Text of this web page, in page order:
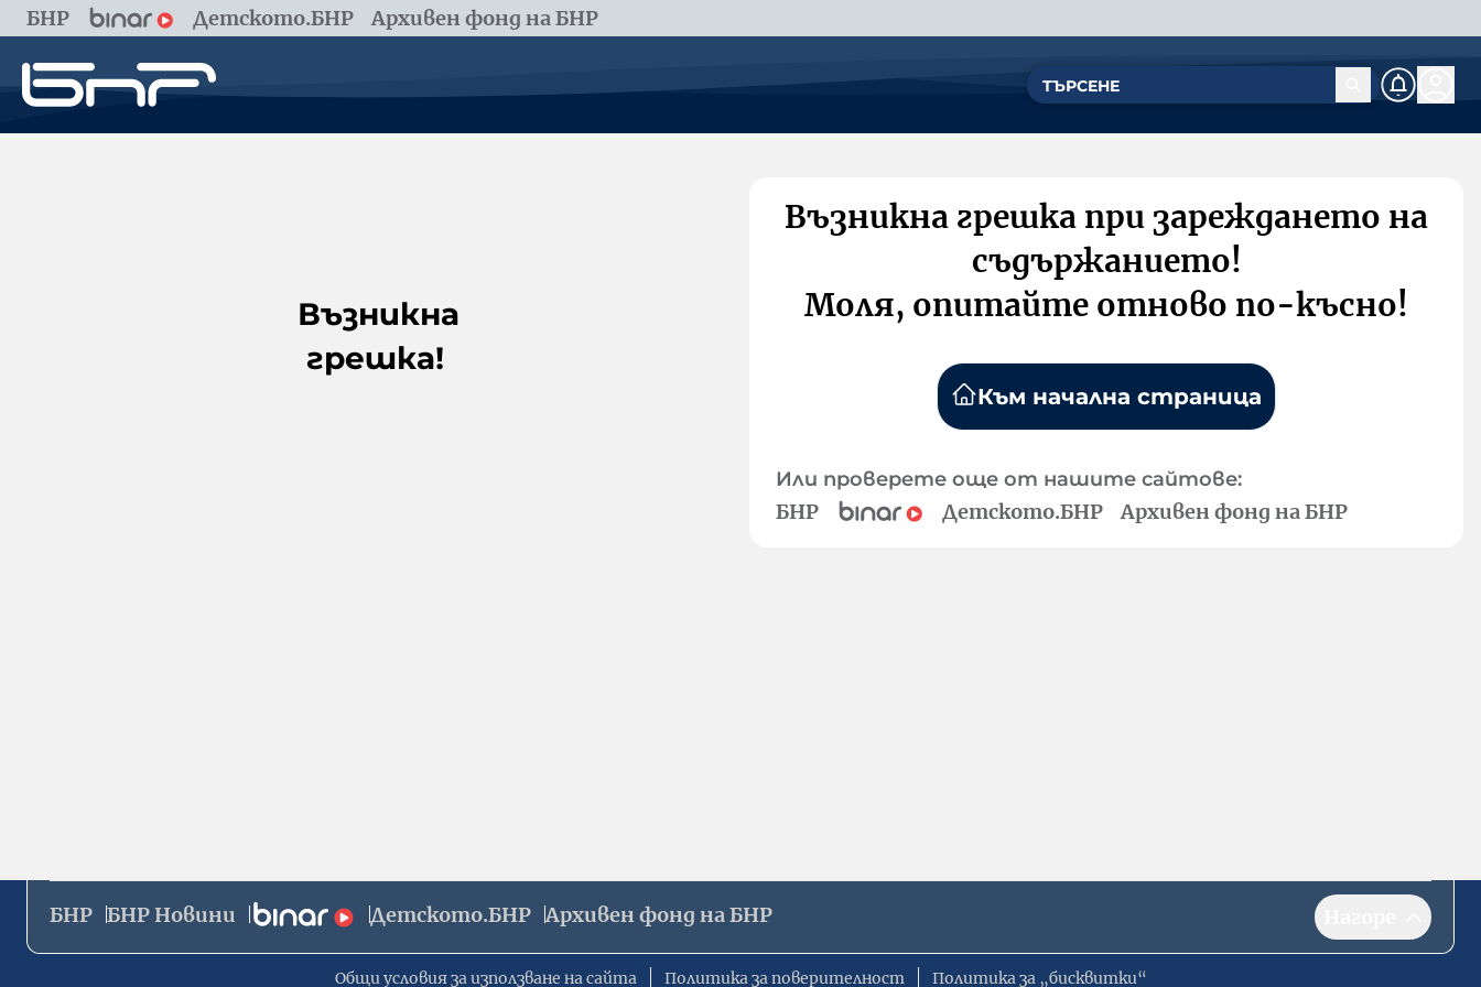
БНР Детското.БНР Архивен фонд на БНР
Възникна
грешка!
Възникна грешка при зареждането на
съдържанието!
Моля, опитайте отново по-късно!
Към начална страница
Или проверете още от нашите сайтове:
БНР Детското.БНР Архивен фонд на БНР
БНР БНР Новини Детското.БНР Архивен фонд на БНР
Общи условия за използване на сайта Политика за поверителност Политика за „бисквитки“